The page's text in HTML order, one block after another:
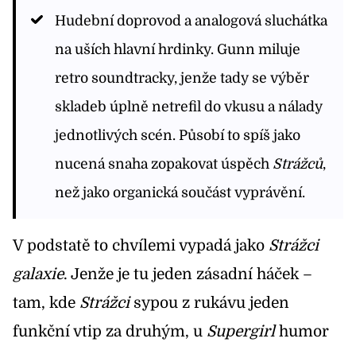
Hudební doprovod a analogová sluchátka
na uších hlavní hrdinky. Gunn miluje
retro soundtracky, jenže tady se výběr
skladeb úplně netrefil do vkusu a nálady
jednotlivých scén. Působí to spíš jako
nucená snaha zopakovat úspěch Strážců,
než jako organická součást vyprávění.
V podstatě to chvílemi vypadá jako Strážci
galaxie. Jenže je tu jeden zásadní háček –
tam, kde Strážcisypou z rukávu jeden
funkční vtip za druhým, u Supergirlhumor